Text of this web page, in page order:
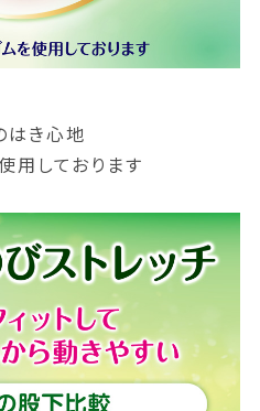
はき心地
用しております